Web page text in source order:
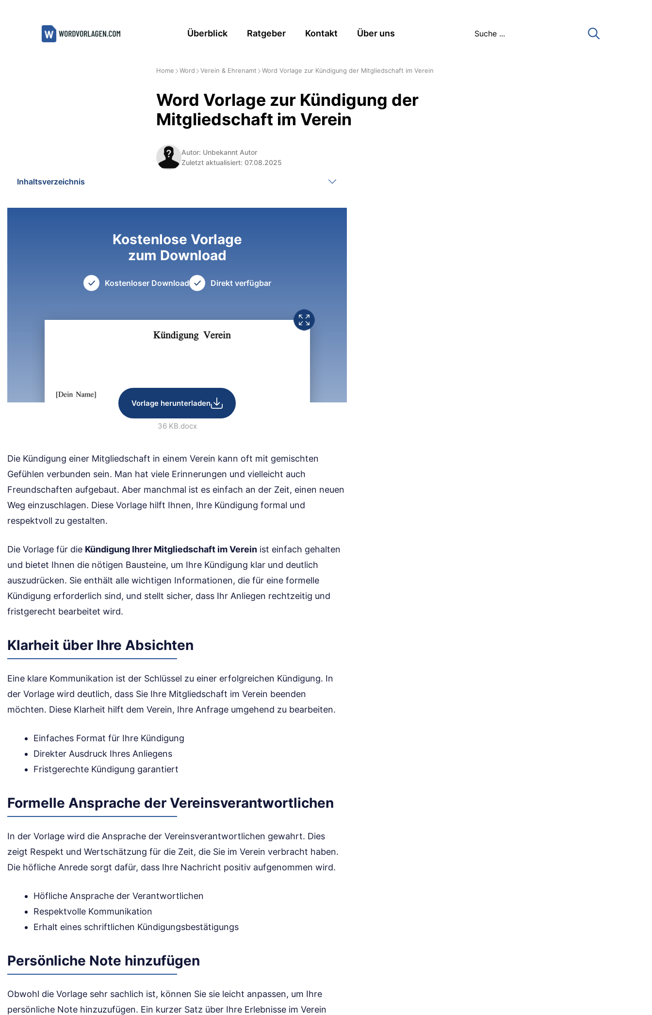
Überblick Ratgeber Kontakt Über uns
Home Word Verein & Ehrenamt Word Vorlage zur Kündigung der Mitgliedschaft im Verein
Word Vorlage zur Kündigung der
Mitgliedschaft im Verein
Autor: Unbekannt Autor
Zuletzt aktualisiert: 07.08.2025
Inhaltsverzeichnis
Kostenlose Vorlage
zum Download
Kostenloser Download Direkt verfügbar
Vorlage herunterladen
36 KB.docx
Die Kündigung einer Mitgliedschaft in einem Verein kann oft mit gemischten
Gefühlen verbunden sein. Man hat viele Erinnerungen und vielleicht auch
Freundschaften aufgebaut. Aber manchmal ist es einfach an der Zeit, einen neuen
Weg einzuschlagen. Diese Vorlage hilft Ihnen, Ihre Kündigung formal und
respektvoll zu gestalten.
Die Vorlage für die Kündigung Ihrer Mitgliedschaft im Verein ist einfach gehalten
und bietet Ihnen die nötigen Bausteine, um Ihre Kündigung klar und deutlich
auszudrücken. Sie enthält alle wichtigen Informationen, die für eine formelle
Kündigung erforderlich sind, und stellt sicher, dass Ihr Anliegen rechtzeitig und
fristgerecht bearbeitet wird.
Klarheit über Ihre Absichten
Eine klare Kommunikation ist der Schlüssel zu einer erfolgreichen Kündigung. In
der Vorlage wird deutlich, dass Sie Ihre Mitgliedschaft im Verein beenden
möchten. Diese Klarheit hilft dem Verein, Ihre Anfrage umgehend zu bearbeiten.
Einfaches Format für Ihre Kündigung
Direkter Ausdruck Ihres Anliegens
Fristgerechte Kündigung garantiert
Formelle Ansprache der Vereinsverantwortlichen
In der Vorlage wird die Ansprache der Vereinsverantwortlichen gewahrt. Dies
zeigt Respekt und Wertschätzung für die Zeit, die Sie im Verein verbracht haben.
Die höfliche Anrede sorgt dafür, dass Ihre Nachricht positiv aufgenommen wird.
Höfliche Ansprache der Verantwortlichen
Respektvolle Kommunikation
Erhalt eines schriftlichen Kündigungsbestätigungs
Persönliche Note hinzufügen
Obwohl die Vorlage sehr sachlich ist, können Sie sie leicht anpassen, um Ihre
persönliche Note hinzuzufügen. Ein kurzer Satz über Ihre Erlebnisse im Verein